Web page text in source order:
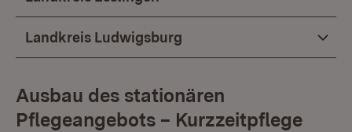
Landkreis Ludwigsburg
Ausbau des stationären
Pflegeangebots – Kurzzeitpflege